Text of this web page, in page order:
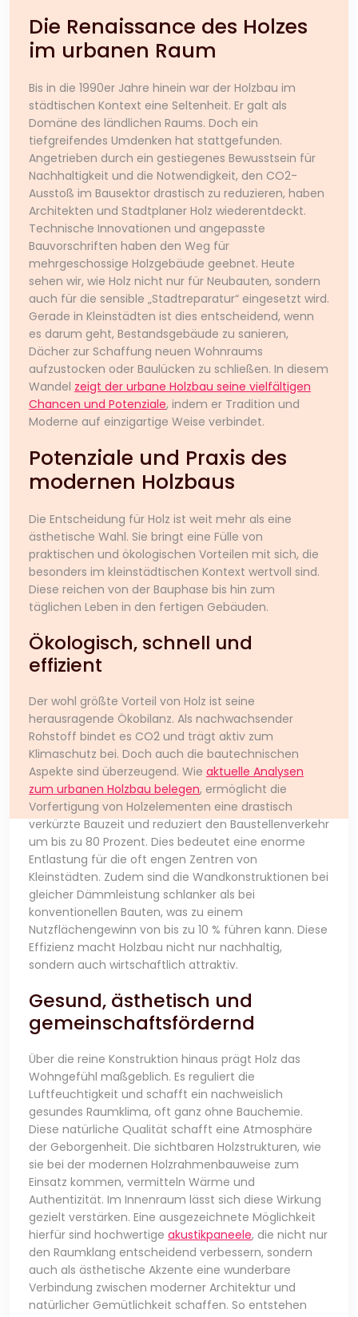
Die Renaissance des Holzes
im urbanen Raum
Bis in die 1990er Jahre hinein war der Holzbau im
städtischen Kontext eine Seltenheit. Er galt als
Domäne des ländlichen Raums. Doch ein
tiefgreifendes Umdenken hat stattgefunden.
Angetrieben durch ein gestiegenes Bewusstsein für
Nachhaltigkeit und die Notwendigkeit, den CO2-
Ausstoß im Bausektor drastisch zu reduzieren, haben
Architekten und Stadtplaner Holz wiederentdeckt.
Technische Innovationen und angepasste
Bauvorschriften haben den Weg für
mehrgeschossige Holzgebäude geebnet. Heute
sehen wir, wie Holz nicht nur für Neubauten, sondern
auch für die sensible „Stadtreparatur“ eingesetzt wird.
Gerade in Kleinstädten ist dies entscheidend, wenn
es darum geht, Bestandsgebäude zu sanieren,
Dächer zur Schaffung neuen Wohnraums
aufzustocken oder Baulücken zu schließen. In diesem
Wandel zeigt der urbane Holzbau seine vielfältigen
Chancen und Potenziale, indem er Tradition und
Moderne auf einzigartige Weise verbindet.
Potenziale und Praxis des
modernen Holzbaus
Die Entscheidung für Holz ist weit mehr als eine
ästhetische Wahl. Sie bringt eine Fülle von
praktischen und ökologischen Vorteilen mit sich, die
besonders im kleinstädtischen Kontext wertvoll sind.
Diese reichen von der Bauphase bis hin zum
täglichen Leben in den fertigen Gebäuden.
Ökologisch, schnell und
effizient
Der wohl größte Vorteil von Holz ist seine
herausragende Ökobilanz. Als nachwachsender
Rohstoff bindet es CO2 und trägt aktiv zum
Klimaschutz bei. Doch auch die bautechnischen
Aspekte sind überzeugend. Wie aktuelle Analysen
zum urbanen Holzbau belegen, ermöglicht die
Vorfertigung von Holzelementen eine drastisch
verkürzte Bauzeit und reduziert den Baustellenverkehr
um bis zu 80 Prozent. Dies bedeutet eine enorme
Entlastung für die oft engen Zentren von
Kleinstädten. Zudem sind die Wandkonstruktionen bei
gleicher Dämmleistung schlanker als bei
konventionellen Bauten, was zu einem
Nutzflächengewinn von bis zu 10 % führen kann. Diese
Effizienz macht Holzbau nicht nur nachhaltig,
sondern auch wirtschaftlich attraktiv.
Gesund, ästhetisch und
gemeinschaftsfördernd
Über die reine Konstruktion hinaus prägt Holz das
Wohngefühl maßgeblich. Es reguliert die
Luftfeuchtigkeit und schafft ein nachweislich
gesundes Raumklima, oft ganz ohne Bauchemie.
Diese natürliche Qualität schafft eine Atmosphäre
der Geborgenheit. Die sichtbaren Holzstrukturen, wie
sie bei der modernen Holzrahmenbauweise zum
Einsatz kommen, vermitteln Wärme und
Authentizität. Im Innenraum lässt sich diese Wirkung
gezielt verstärken. Eine ausgezeichnete Möglichkeit
hierfür sind hochwertige akustikpaneele, die nicht nur
den Raumklang entscheidend verbessern, sondern
auch als ästhetische Akzente eine wunderbare
Verbindung zwischen moderner Architektur und
natürlicher Gemütlichkeit schaffen. So entstehen